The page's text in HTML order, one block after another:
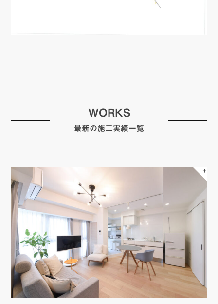
WORKS
最新の施工実績一覧
＋